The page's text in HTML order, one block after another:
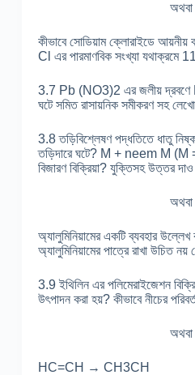
অথবা
কীভাবে সোডিয়াম ক্লোরাইডে
Cl এর পারমাণবিক সংখ্যা
3.7 Pb (NO3)2 এর জলীয় দ্রবণে
ঘটে সমিত রাসায়নিক
3.8 তড়িবিশ্লেষণ পদ্ধতিতে ধাতু
তড়িদারে ঘটে? M + neem M (M =
বিজারণ বিক্রিয়া? যুক্তিসহ উত্তর
অথবা
অ্যালুমিনিয়ামের একটি ব্যবহার
অ্যালুমিনিয়ামের পাত্রে রাখা উচিত নয়
3.9 ইথিলিন এর পলিমেরাইজেশন
উৎপাদন করা হয়? কীভাবে নীচের
অথবা
HC=CH → CH3CH